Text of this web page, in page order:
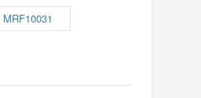
MRF10031